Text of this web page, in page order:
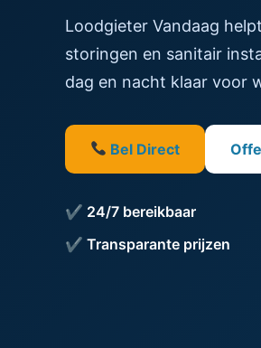
Loodgieter Vandaag
storingen en sanitair
dag en nacht klaar voor
Bel Direct
✔ 24/7 bereikbaar
✔ Transparante prijzen